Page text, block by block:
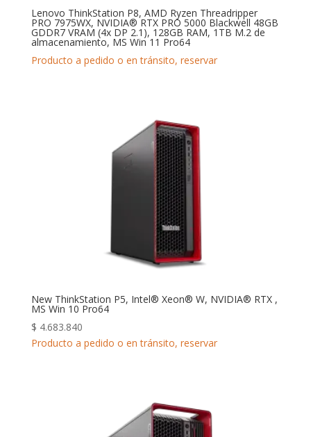
Lenovo ThinkStation P8, AMD Ryzen Threadripper
PRO 7975WX, NVIDIA® RTX PRO 5000 Blackwell 48GB
GDDR7 VRAM (4x DP 2.1), 128GB RAM, 1TB M.2 de
almacenamiento, MS Win 11 Pro64
Producto a pedido o en tránsito, reservar
New ThinkStation P5, Intel® Xeon® W, NVIDIA® RTX ,
MS Win 10 Pro64
$ 4.683.840
Producto a pedido o en tránsito, reservar